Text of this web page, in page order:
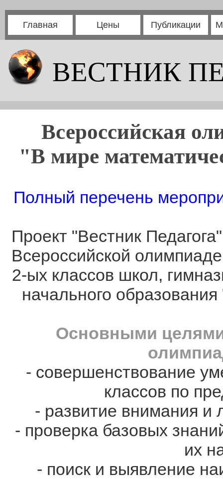
Главная Цены Публикации
ВЕСТНИК
Всероссийская
"В мире
Полный перечень
Проект "Вестник
Всероссийской
2-ых классов школ,
начального
Основными
- совершенствование
классов по
- развитие внимания и
- проверка базовых
их
- поиск и выявление